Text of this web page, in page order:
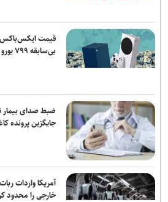
قیمت ایکس‌باکس
بی‌سابقه ۷۹۹ یورو رسید
ضبط صدای
جایگزین پرونده
آمریکا واردات
خارجی را محدود